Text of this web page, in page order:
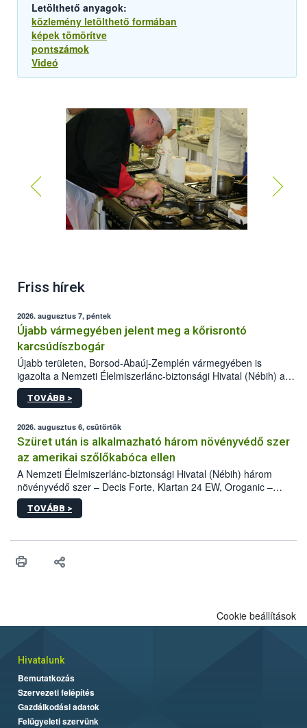
Letölthető anyagok:
közlemény letölthető formában
képek tömörítve
pontszámok
Videó
Friss hírek
2026. augusztus 7, péntek
Újabb vármegyében jelent meg a kőrisrontó
karcsúdíszbogár
Újabb területen, Borsod-Abaúj-Zemplén vármegyében is
igazolta a Nemzeti Élelmiszerlánc-biztonsági Hivatal (Nébih) a
kőrisrontó karcsúdíszbogár (Agrilus planipennis) jelenlétét. A
kártevőt nem csak színcsapdában találták meg, de már fertőzött
az intenzív felderítést, emellett az intézkedéseket a szlovák
hatósággal is összehangolják a terjedés megállítása érdekében.
TOVÁBB >
2026. augusztus 6, csütörtök
Szüret után is alkalmazható három növényvédő szer
az amerikai szőlőkabóca ellen
A Nemzeti Élelmiszerlánc-biztonsági Hivatal (Nébih) három
növényvédő szer – Decis Forte, Klartan 24 EW, Oroganic –
engedélyokiratát módosította, így azok a szüretet követően,
egészen a vesszőérettség (BBCH 91) stádiumáig
érésű szőlőkben is legyen lehetőség a károsító elleni további
felhasználók számára is elérhető és ökológiai termesztésben is
TOVÁBB >
Cookie beállítások
Hivatalunk
Bemutatkozás
Szervezeti felépítés
Gazdálkodási adatok
Felügyeleti szervünk